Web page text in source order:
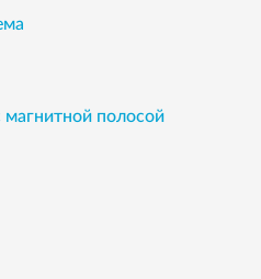
магнитной полосой